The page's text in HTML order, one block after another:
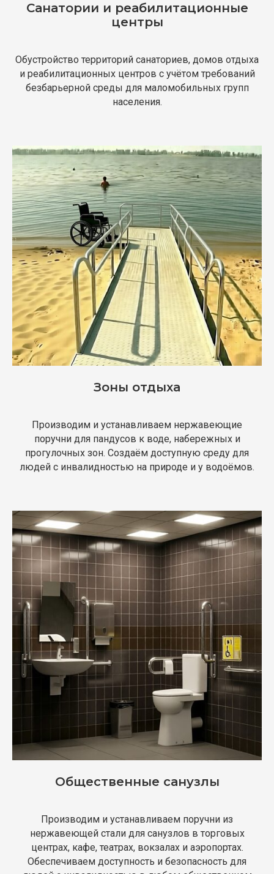
Санатории и реабилитационные
центры
Обустройство территорий санаториев, домов отдыха
и реабилитационных центров с учётом требований
безбарьерной среды для маломобильных групп
населения.
Зоны отдыха
Производим и устанавливаем нержавеющие
поручни для пандусов к воде, набережных и
прогулочных зон. Создаём доступную среду для
людей с инвалидностью на природе и у водоёмов.
Общественные санузлы
Производим и устанавливаем поручни из
нержавеющей стали для санузлов в торговых
центрах, кафе, театрах, вокзалах и аэропортах.
Обеспечиваем доступность и безопасность для